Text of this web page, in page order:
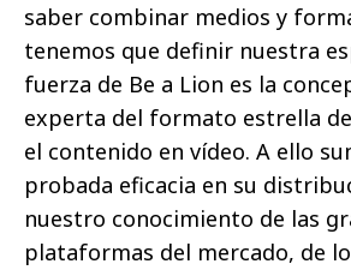
saber combinar medios y
tenemos que definir nuestra
fuerza de Be a Lion es la
experta del formato estrella
el contenido en vídeo. A ello
probada eficacia en su
nuestro conocimiento de las
plataformas del mercado, de